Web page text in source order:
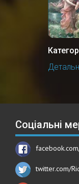
Соціальні
twitter.com/